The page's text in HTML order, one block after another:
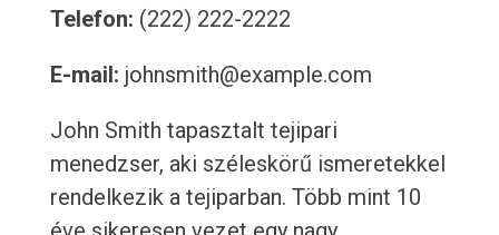
Telefon: (222) 222-2222
E-mail: johnsmith@example.com
John Smith tapasztalt tejipari
menedzser, aki széleskörű ismeretekkel
rendelkezik a tejiparban. Több mint 10